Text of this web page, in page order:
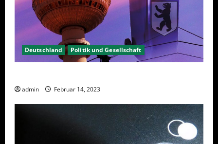
Deutschland Politik und Gesellschaft
admin Februar 14, 2023